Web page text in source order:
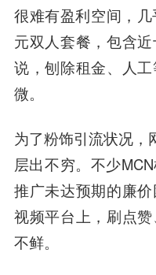
很难有盈利空间，
元双人套餐，包含
说，刨除租金、人
微。
为了粉饰引流状况，
层出不穷。不少
推广未达预期的廉
视频平台上，刷点
不鲜。